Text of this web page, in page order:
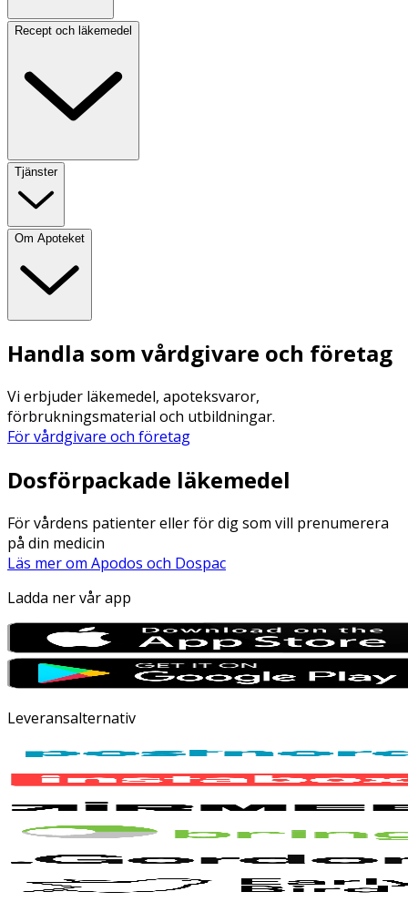
Recept och läkemedel
Tjänster
Om Apoteket
Handla som vårdgivare och företag
Vi erbjuder läkemedel, apoteksvaror,
förbrukningsmaterial och utbildningar.
För vårdgivare och företag
Dosförpackade läkemedel
För vårdens patienter eller för dig som vill prenumerera
på din medicin
Läs mer om Apodos och Dospac
Ladda ner vår app
Leveransalternativ